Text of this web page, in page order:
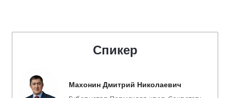
Спикер
Махонин Дмитрий Николаевич